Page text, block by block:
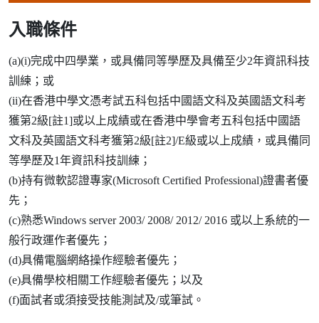
入職條件
(a)(i)完成中四學業，或具備同等學歷及具備至少2年資訊科技
訓練；或
(ii)在香港中學文憑考試五科包括中國語文科及英國語文科考
獲第2級[註1]或以上成績或在香港中學會考五科包括中國語
文科及英國語文科考獲第2級[註2]/E級或以上成績，或具備同
等學歷及1年資訊科技訓練；
(b)持有微軟認證專家(Microsoft Certified Professional)證書者優
先；
(c)熟悉Windows server 2003/ 2008/ 2012/ 2016 或以上系統的一
般行政運作者優先；
(d)具備電腦網絡操作經驗者優先；
(e)具備學校相關工作經驗者優先；以及
(f)面試者或須接受技能測試及/或筆試。